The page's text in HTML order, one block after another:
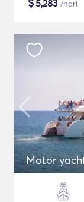
5,283 /hari
Motor